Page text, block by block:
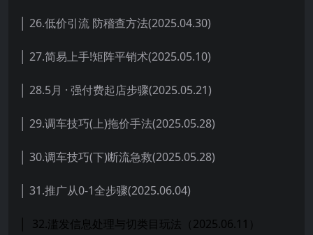
│ 26.低价引流 防稽查方法(2025.04.30)
│ 27.简易上手!矩阵平销术(2025.05.10)
│ 28.5月 · 强付费起店步骤(2025.05.21)
│ 29.调车技巧(上)拖价手法(2025.05.28)
│ 30.调车技巧(下)断流急救(2025.05.28)
│ 31.推广从0-1全步骤(2025.06.04)
│ 32.滥发信息处理与切类目玩法（2025.06.11）